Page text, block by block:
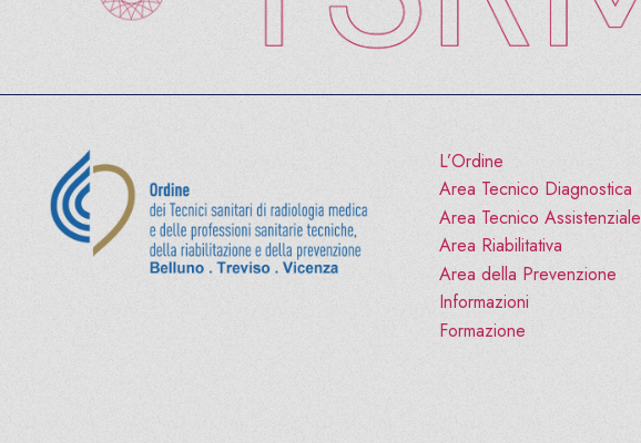
L’Ordine
Area Tecnico Diagnostica
Area Tecnico Assistenziale
Area Riabilitativa
Area della Prevenzione
Informazioni
Formazione